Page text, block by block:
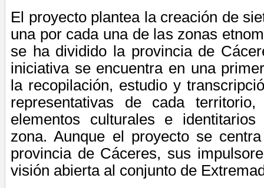
El proyecto plantea la creación de
una por cada una de las zonas
se ha dividido la provincia de
iniciativa se encuentra en una
la recopilación, estudio y
representativas de cada
elementos culturales e
zona. Aunque el proyecto se
provincia de Cáceres, sus
visión abierta al conjunto de